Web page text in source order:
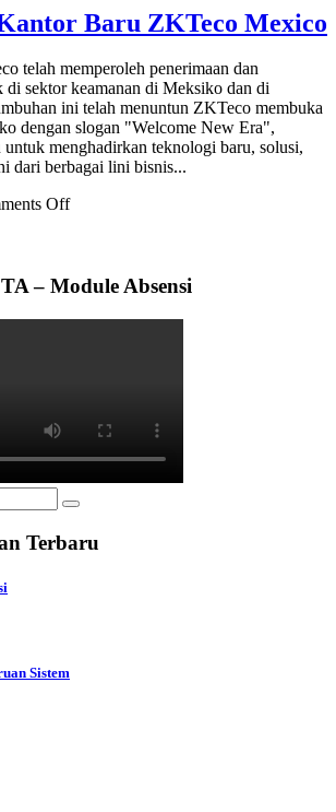
Baru ZKTeco Mexico
telah memperoleh penerimaan dan
di sektor keamanan di Meksiko dan di
ini telah menuntun ZKTeco membuka
dengan slogan "Welcome New Era",
untuk menghadirkan teknologi baru, solusi,
dari berbagai lini bisnis...
Off
– Module Absensi
Terbaru
Sistem